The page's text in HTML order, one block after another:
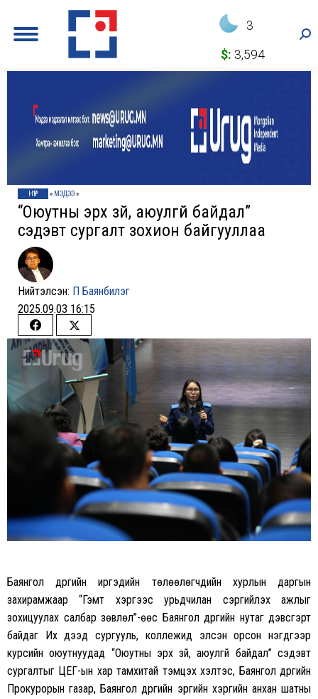
3
$: 3,594
НҮҮР » МЭДЭЭ»
“Оюутны эрх зүй, аюулгүй байдал”
сэдэвт сургалт зохион байгууллаа
Нийтэлсэн: П Баянбилэг
2025.09.03 16:15
Share
on
Facebook
Share
on
Twitter
Баянгол дүүргийн иргэдийн төлөөлөгчдийн хурлын даргын
захирамжаар “Гэмт хэргээс урьдчилан сэргийлэх ажлыг
зохицуулах салбар зөвлөл”-өөс Баянгол дүүргийн нутаг дэвсгэрт
байдаг Их дээд сургууль, коллежид элсэн орсон нэгдүгээр
курсийн оюутнуудад “Оюутны эрх зүй, аюулгүй байдал” сэдэвт
сургалтыг ЦЕГ-ын хар тамхитай тэмцэх хэлтэс, Баянгол дүүргийн
Прокурорын газар, Баянгол дүүргийн эрүүгийн хэргийн анхан шатны